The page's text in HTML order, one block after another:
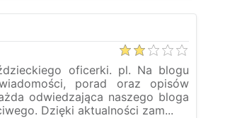
oficerki. pl. Na blogu
porad oraz opisów
odwiedzająca naszego bloga
Dzięki aktualności zam...